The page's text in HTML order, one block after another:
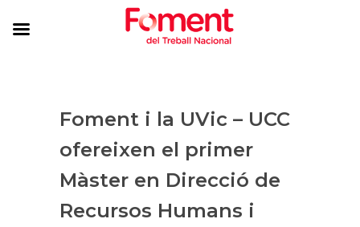
Foment i la UVic – UCC
ofereixen el primer
Màster en Direcció de
Recursos Humans i